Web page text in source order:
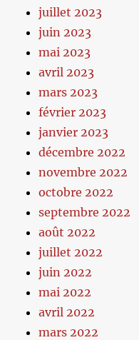
juillet 2023
juin 2023
mai 2023
avril 2023
mars 2023
février 2023
janvier 2023
décembre 2022
novembre 2022
octobre 2022
septembre 2022
août 2022
juillet 2022
juin 2022
mai 2022
avril 2022
mars 2022